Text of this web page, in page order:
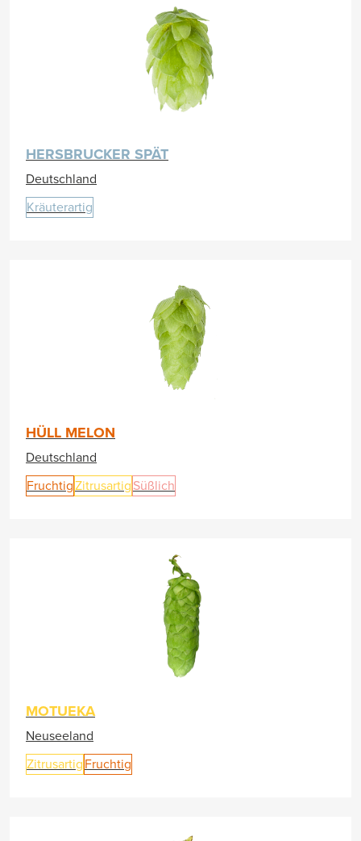
HERSBRUCKER SPÄT
Deutschland
Kräuterartig
HÜLL MELON
Deutschland
FruchtigZitrusartig Süßlich
MOTUEKA
Neuseeland
Zitrusartig Fruchtig